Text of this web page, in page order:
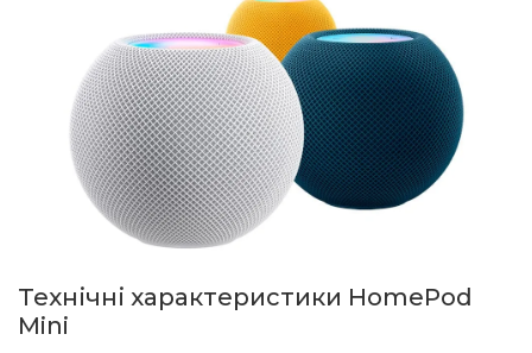
Технічні характеристики HomePod
Mini